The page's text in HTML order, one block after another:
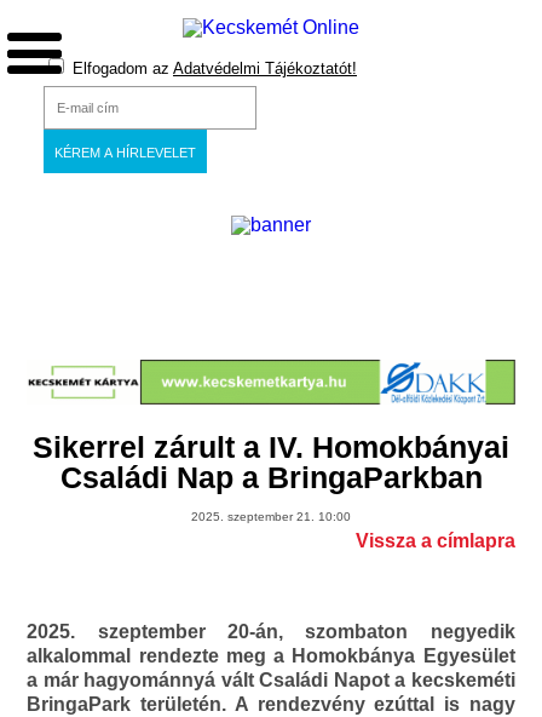
Elfogadom az Adatvédelmi Tájékoztatót!
Sikerrel zárult a IV. Homokbányai
Családi Nap a BringaParkban
2025. szeptember 21. 10:00
Vissza a címlapra
2025. szeptember 20-án, szombaton negyedik
alkalommal rendezte meg a Homokbánya Egyesület
a már hagyománnyá vált Családi Napot a kecskeméti
BringaPark területén. A rendezvény ezúttal is nagy